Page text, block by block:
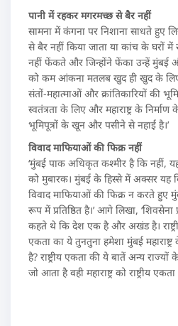
पानी में रहकर मगरमच्छ से बैर नहीं
सामना में कंगना पर निशाना साधते हुए
से बैर नहीं किया जाता या कांच के घरों
नहीं फेंकते और जिन्होंने फेंका उन्हें मुंबई और
को कम आंकना मतलब खुद ही खुद के लिए
संतों-महात्माओं और क्रांतिकारियों की
स्वतंत्रता के लिए और महाराष्ट्र के
भूमिपूत्रों के खून और पसीने से नहाई है।’
विवाद माफियाओं की फिक्र नहीं
‘मुंबई पाक अधिकृत कश्मीर है कि नहीं,
को मुबारक। मुंबई के हिस्से में अक्सर यह
विवाद माफियाओं की फिक्र न करते हुए
रूप में प्रतिष्ठित है।’ आगे लिखा,
कहते थे कि देश एक है और अखंड है।
एकता का ये तुनतुना हमेशा मुंबई
है? राष्ट्रीय एकता की ये बातें अन्य राज्यों
जो आता है वही महाराष्ट्र को राष्ट्रीय